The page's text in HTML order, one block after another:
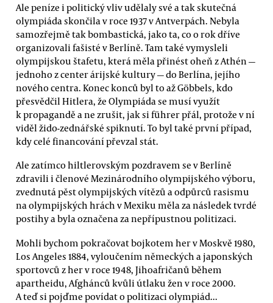
Ale peníze i politický vliv udělaly své a tak skutečná
olympiáda skončila v roce 1937 v Antverpách. Nebyla
samozřejmě tak bombastická, jako ta, co o rok dříve
organizovali fašisté v Berlíně. Tam také vymysleli
olympijskou štafetu, která měla přinést oheň z Athén —
jednoho z center árijské kultury — do Berlína, jejího
nového centra. Konec konců byl to až Göbbels, kdo
přesvědčil Hitlera, že Olympiáda se musí využít
k propagandě a ne zrušit, jak si führer přál, protože v ní
viděl žido-zednářské spiknutí. To byl také první případ,
kdy celé financování převzal stát.
Ale zatímco hiltlerovským pozdravem se v Berlíně
zdravili i členové Mezinárodního olympijského výboru,
zvednutá pěst olympijských vítězů a odpůrců rasismu
na olympijských hrách v Mexiku měla za následek tvrdé
postihy a byla označena za nepřípustnou politizaci.
Mohli bychom pokračovat bojkotem her v Moskvě 1980,
Los Angeles 1884, vyloučením německých a japonských
sportovců z her v roce 1948, Jihoafričanů během
apartheidu, Afghánců kvůli útlaku žen v roce 2000.
A teď si pojďme povídat o politizaci olympiád...